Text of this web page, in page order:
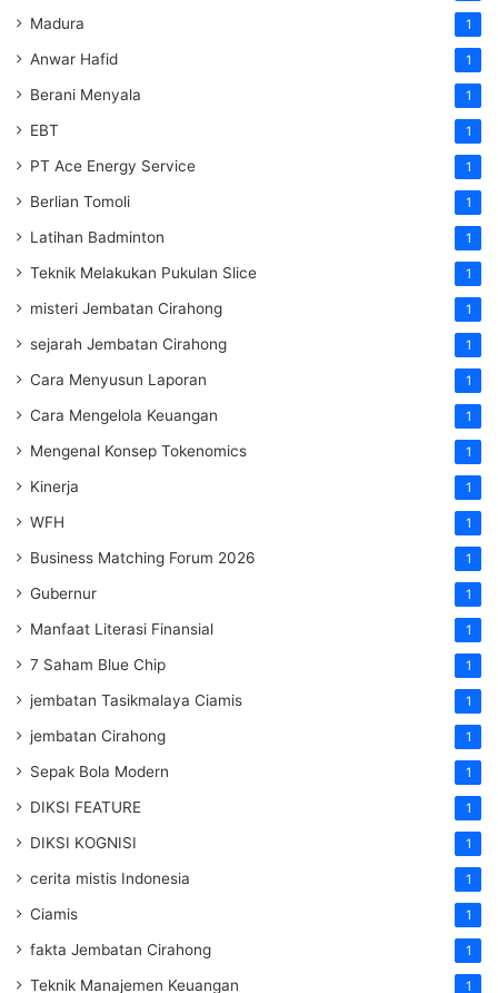
Madura 1
Anwar Hafid 1
Berani Menyala 1
EBT 1
PT Ace Energy Service 1
Berlian Tomoli 1
Latihan Badminton 1
Teknik Melakukan Pukulan Slice 1
misteri Jembatan Cirahong 1
sejarah Jembatan Cirahong 1
Cara Menyusun Laporan 1
Cara Mengelola Keuangan 1
Mengenal Konsep Tokenomics 1
Kinerja 1
WFH 1
Business Matching Forum 2026 1
Gubernur 1
Manfaat Literasi Finansial 1
7 Saham Blue Chip 1
jembatan Tasikmalaya Ciamis 1
jembatan Cirahong 1
Sepak Bola Modern 1
DIKSI FEATURE 1
DIKSI KOGNISI 1
cerita mistis Indonesia 1
Ciamis 1
fakta Jembatan Cirahong 1
Teknik Manajemen Keuangan 1